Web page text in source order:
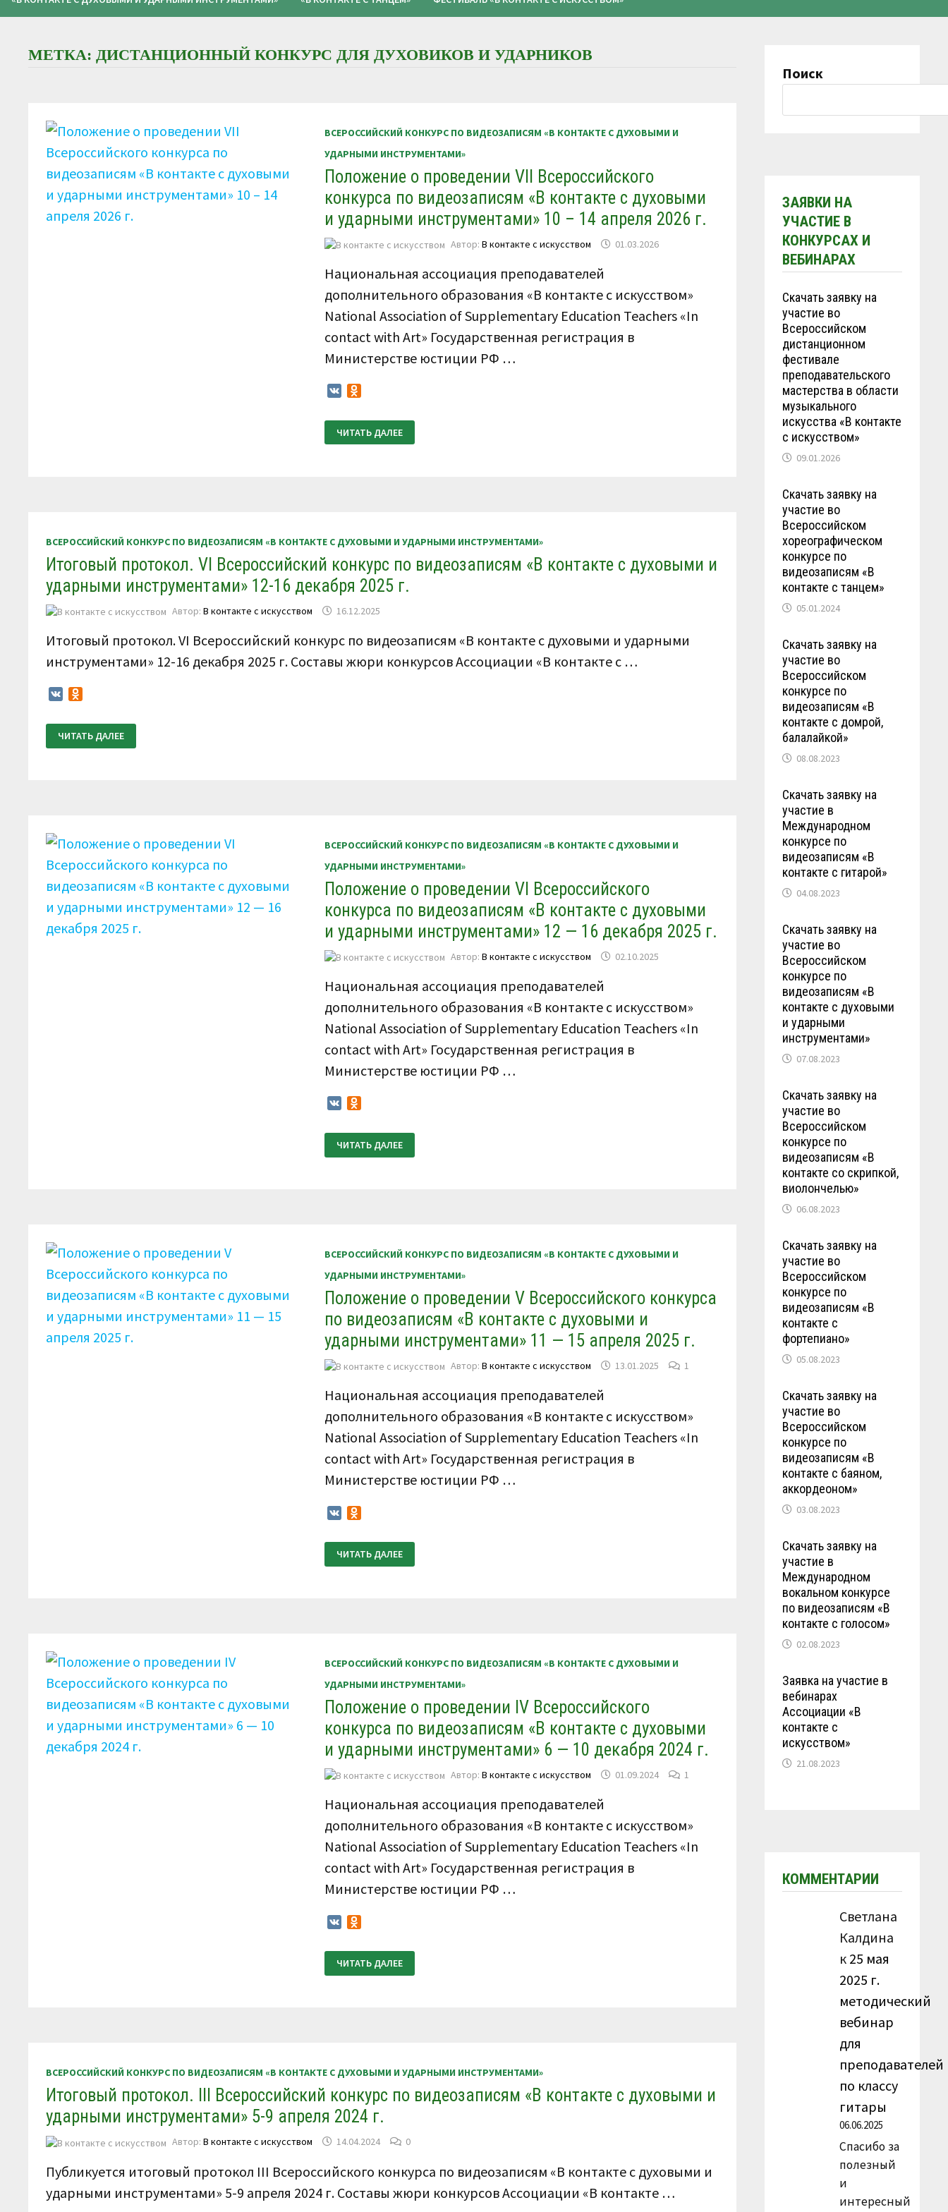
МЕТКА:ДИСТАНЦИОННЫЙ КОНКУРС ДЛЯ ДУХОВИКОВ И УДАРНИКОВ
ВСЕРОССИЙСКИЙ КОНКУРС ПО ВИДЕОЗАПИСЯМ «В КОНТАКТЕ С ДУХОВЫМИ И
УДАРНЫМИ ИНСТРУМЕНТАМИ»
Положение о проведении VII Всероссийского
конкурса по видеозаписям «В контакте с духовыми
и ударными инструментами» 10 – 14 апреля 2026 г.
Автор: В контакте с искусством 01.03.2026
Национальная ассоциация преподавателей
дополнительного образования «В контакте с искусством»
National Association of Supplementary Education Teachers «In
contact with Art» Государственная регистрация в
Министерстве юстиции РФ …
VK
ПОЛОЖЕНИЕ
О
ПРОВЕДЕНИИ
И
ИНСТРУМЕНТАМИ»
10
–
14
2026
ЧИТАТЬ ДАЛЕЕ
ВСЕРОССИЙСКИЙ КОНКУРС ПО ВИДЕОЗАПИСЯМ «В КОНТАКТЕ С ДУХОВЫМИ И УДАРНЫМИ ИНСТРУМЕНТАМИ»
Итоговый протокол. VI Всероссийский конкурс по видеозаписям «В контакте с духовыми и
ударными инструментами» 12-16 декабря 2025 г.
Автор:В контакте с искусством 16.12.2025
Итоговый протокол. VI Всероссийский конкурс по видеозаписям «В контакте с духовыми и ударными
инструментами» 12-16 декабря 2025 г. Составы жюри конкурсов Ассоциации «В контакте с …
VK
ИТОГОВЫЙ
ПРОТОКОЛ.
VI
И
УДАРНЫМИ
ИНСТРУМЕНТАМИ»
12-
ДЕКАБРЯ
2025
Г.
ЧИТАТЬ ДАЛЕЕ
ВСЕРОССИЙСКИЙ КОНКУРС ПО ВИДЕОЗАПИСЯМ «В КОНТАКТЕ С ДУХОВЫМИ И
УДАРНЫМИ ИНСТРУМЕНТАМИ»
Положение о проведении VI Всероссийского
конкурса по видеозаписям «В контакте с духовыми
и ударными инструментами» 12 — 16 декабря 2025 г.
Автор: В контакте с искусством 02.10.2025
Национальная ассоциация преподавателей
дополнительного образования «В контакте с искусством»
National Association of Supplementary Education Teachers «In
contact with Art» Государственная регистрация в
Министерстве юстиции РФ …
VK
ПОЛОЖЕНИЕ
О
ПРОВЕДЕНИИ
И
ИНСТРУМЕНТАМИ»
12
—
16
ДЕКАБРЯ
2025
Г.
ЧИТАТЬ ДАЛЕЕ
ВСЕРОССИЙСКИЙ КОНКУРС ПО ВИДЕОЗАПИСЯМ «В КОНТАКТЕ С ДУХОВЫМИ И
УДАРНЫМИ ИНСТРУМЕНТАМИ»
Положение о проведении V Всероссийского конкурса
по видеозаписям «В контакте с духовыми и
ударными инструментами» 11 — 15 апреля 2025 г.
Автор: В контакте с искусством 13.01.2025 1
Национальная ассоциация преподавателей
дополнительного образования «В контакте с искусством»
National Association of Supplementary Education Teachers «In
contact with Art» Государственная регистрация в
Министерстве юстиции РФ …
VK
О
ПРОВЕДЕНИИ
И
ИНСТРУМЕНТАМИ»
—
15
АПРЕЛЯ
2025
Г.
ЧИТАТЬ ДАЛЕЕ
ВСЕРОССИЙСКИЙ КОНКУРС ПО ВИДЕОЗАПИСЯМ «В КОНТАКТЕ С ДУХОВЫМИ И
УДАРНЫМИ ИНСТРУМЕНТАМИ»
Положение о проведении IV Всероссийского
конкурса по видеозаписям «В контакте с духовыми
и ударными инструментами» 6 — 10 декабря 2024 г.
Автор: В контакте с искусством 01.09.2024 1
Национальная ассоциация преподавателей
дополнительного образования «В контакте с искусством»
National Association of Supplementary Education Teachers «In
contact with Art» Государственная регистрация в
Министерстве юстиции РФ …
VK
О
ПРОВЕДЕНИИ
И
ИНСТРУМЕНТАМИ»
6
—
10
2024
ЧИТАТЬ ДАЛЕЕ
ВСЕРОССИЙСКИЙ КОНКУРС ПО ВИДЕОЗАПИСЯМ «В КОНТАКТЕ С ДУХОВЫМИ И УДАРНЫМИ ИНСТРУМЕНТАМИ»
Итоговый протокол. III Всероссийский конкурс по видеозаписям «В контакте с духовыми и
ударными инструментами» 5-9 апреля 2024 г.
Автор:В контакте с искусством 14.04.2024 0
Публикуется итоговый протокол III Всероссийского конкурса по видеозаписям «В контакте с духовыми и
ударными инструментами» 5-9 апреля 2024 г. Составы жюри конкурсов Ассоциации «В контакте …
Поиск
ЗАЯВКИ НА
УЧАСТИЕ В
КОНКУРСАХ И
ВЕБИНАРАХ
Скачать заявку на
участие во
Всероссийском
дистанционном
фестивале
преподавательского
мастерства в области
музыкального
искусства «В контакте
с искусством»
09.01.2026
Скачать заявку на
участие во
Всероссийском
хореографическом
конкурсе по
видеозаписям «В
контакте с танцем»
05.01.2024
Скачать заявку на
участие во
Всероссийском
конкурсе по
видеозаписям «В
контакте с домрой,
балалайкой»
08.08.2023
Скачать заявку на
участие в
Международном
конкурсе по
видеозаписям «В
контакте с гитарой»
04.08.2023
Скачать заявку на
участие во
Всероссийском
конкурсе по
видеозаписям «В
контакте с духовыми
и ударными
инструментами»
07.08.2023
Скачать заявку на
участие во
Всероссийском
конкурсе по
видеозаписям «В
контакте со скрипкой,
виолончелью»
06.08.2023
Скачать заявку на
участие во
Всероссийском
конкурсе по
видеозаписям «В
контакте с
фортепиано»
05.08.2023
Скачать заявку на
участие во
Всероссийском
конкурсе по
видеозаписям «В
контакте с баяном,
аккордеоном»
03.08.2023
Скачать заявку на
участие в
Международном
вокальном конкурсе
по видеозаписям «В
контакте с голосом»
02.08.2023
Заявка на участие в
вебинарах
Ассоциации «В
контакте с
искусством»
21.08.2023
КОММЕНТАРИИ
Светлана
Калдина
к 25 мая
2025 г.
методический
вебинар
для
преподавателей
по классу
гитары
06.06.2025
Спасибо за
полезный
и
интересный